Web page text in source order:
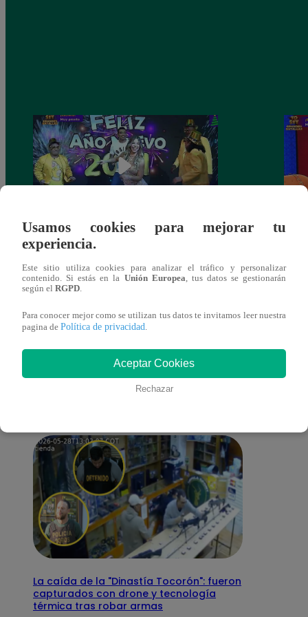
Josimar armó una tremenda fiesta de año
También te puede
interesar
La caída de la "Dinastía Tocorón": fueron
capturados con drone y tecnología
térmica tras robar armas
Usamos cookies para mejorar tu
experiencia.
Este sitio utiliza cookies para analizar el tráfico y personalizar
contenido. Si estás en la Unión Europea, tus datos se gestionarán
según el RGPD.
Para conocer mejor como se utilizan tus datos te invitamos leer nuestra
pagina de Política de privacidad.
Aceptar Cookies
Rechazar